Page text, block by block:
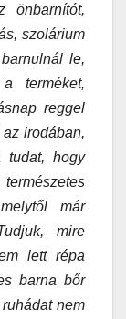
önbarnítót,
szolárium
le,
terméket,
reggel
irodában,
tudat, hogy
már
mire
lett répa
barna bőr
nem